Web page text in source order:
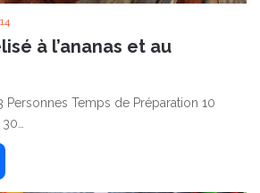
à l’ananas et au
Temps de Préparation 10